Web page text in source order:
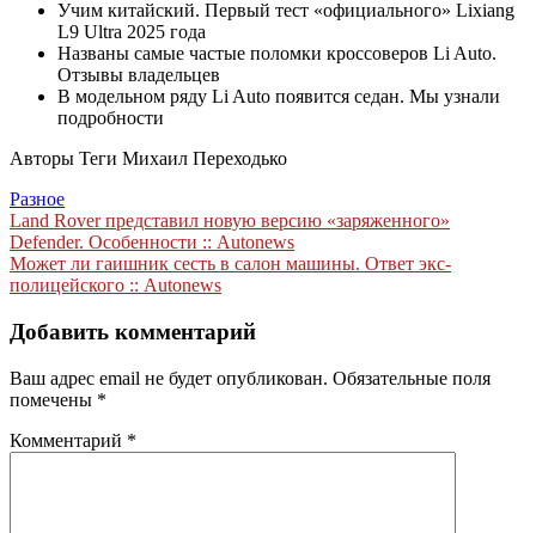
Учим китайский. Первый тест «официального» Lixiang
L9 Ultra 2025 года
Названы самые частые поломки кроссоверов Li Auto.
Отзывы владельцев
В модельном ряду Li Auto появится седан. Мы узнали
подробности
Авторы Теги Михаил Переходько
Разное
Навигация
по
записям
Land Rover представил новую версию «заряженного»
Defender. Особенности :: Autonews
Может ли гаишник сесть в салон машины. Ответ экс-
полицейского :: Autonews
Добавить комментарий
Ваш адрес email не будет опубликован. Обязательные поля
помечены *
Комментарий *